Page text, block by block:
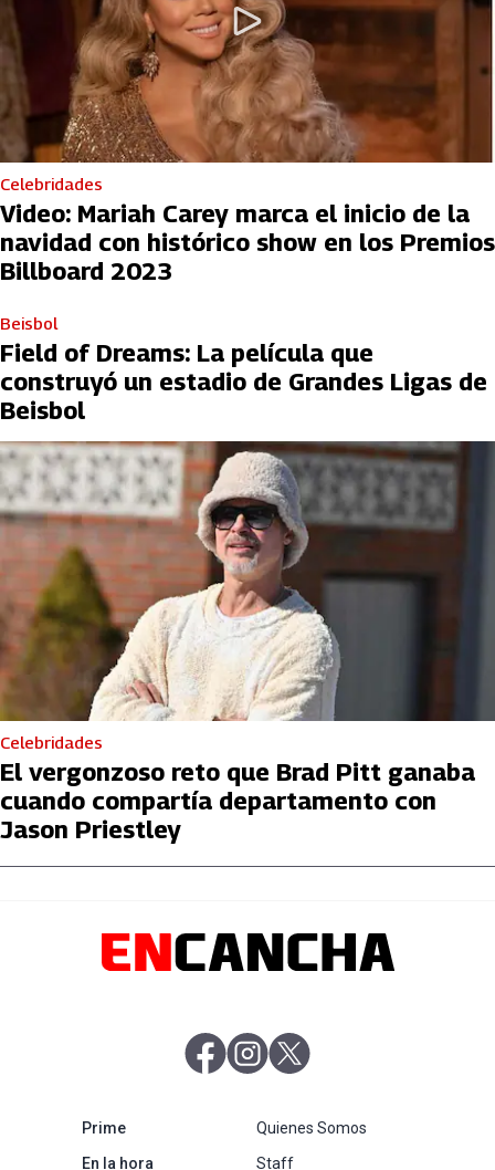
Celebridades
Video: Mariah Carey marca el inicio de la
navidad con histórico show en los Premios
Billboard 2023
Beisbol
Field of Dreams: La película que
construyó un estadio de Grandes Ligas de
Beisbol
Celebridades
El vergonzoso reto que Brad Pitt ganaba
cuando compartía departamento con
Jason Priestley
abre en nueva pestaña
abre en nueva pestaña
Primeabre en nueva pestaña
En la horaabre en nueva pestaña
Quienes Somos
Staff